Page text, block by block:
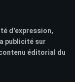
d'expression,
publicité sur
éditorial du